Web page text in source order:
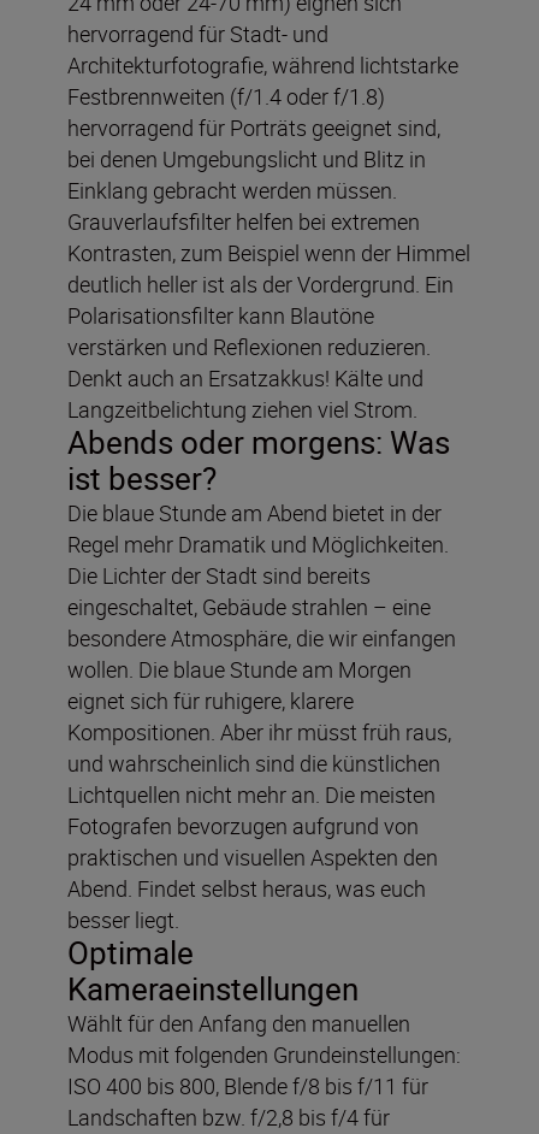
hervorragend für Stadt- und
Architekturfotografie, während lichtstarke
Festbrennweiten (f/1.4 oder f/1.8)
hervorragend für Porträts geeignet sind,
bei denen Umgebungslicht und Blitz in
Einklang gebracht werden müssen.
Grauverlaufsfilter helfen bei extremen
Kontrasten, zum Beispiel wenn der Himmel
deutlich heller ist als der Vordergrund. Ein
Polarisationsfilter kann Blautöne
verstärken und Reflexionen reduzieren.
Denkt auch an Ersatzakkus! Kälte und
Langzeitbelichtung ziehen viel Strom.
Abends oder morgens: Was
ist besser?
Die blaue Stunde am Abend bietet in der
Regel mehr Dramatik und Möglichkeiten.
Die Lichter der Stadt sind bereits
eingeschaltet, Gebäude strahlen – eine
besondere Atmosphäre, die wir einfangen
wollen. Die blaue Stunde am Morgen
eignet sich für ruhigere, klarere
Kompositionen. Aber ihr müsst früh raus,
und wahrscheinlich sind die künstlichen
Lichtquellen nicht mehr an. Die meisten
Fotografen bevorzugen aufgrund von
praktischen und visuellen Aspekten den
Abend. Findet selbst heraus, was euch
besser liegt.
Optimale
Kameraeinstellungen
Wählt für den Anfang den manuellen
Modus mit folgenden Grundeinstellungen:
ISO 400 bis 800, Blende f/8 bis f/11 für
Landschaften bzw. f/2,8 bis f/4 für